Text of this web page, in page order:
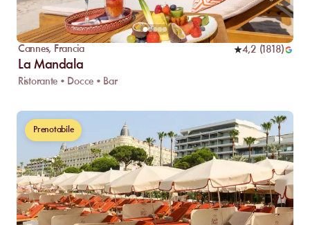
Cannes, Francia 4,2 (1818)
La Mandala
Ristorante • Docce • Bar
Prenotabile